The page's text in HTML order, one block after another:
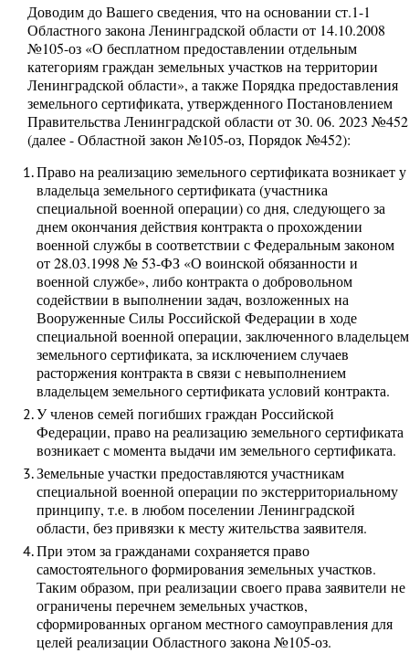
Доводим до Вашего сведения, что на основании ст.1-1
Областного закона Ленинградской области от 14.10.2008
№105-оз «О бесплатном предоставлении отдельным
категориям граждан земельных участков на территории
Ленинградской области», а также Порядка предоставления
земельного сертификата, утвержденного Постановлением
Правительства Ленинградской области от 30. 06. 2023 №452
(далее - Областной закон №105-оз, Порядок №452):
Право на реализацию земельного сертификата возникает у
владельца земельного сертификата (участника
специальной военной операции) со дня, следующего за
днем окончания действия контракта о прохождении
военной службы в соответствии с Федеральным законом
от 28.03.1998 № 53-ФЗ «О воинской обязанности и
военной службе», либо контракта о добровольном
содействии в выполнении задач, возложенных на
Вооруженные Силы Российской Федерации в ходе
специальной военной операции, заключенного владельцем
земельного сертификата, за исключением случаев
расторжения контракта в связи с невыполнением
владельцем земельного сертификата условий контракта.
У членов семей погибших граждан Российской
Федерации, право на реализацию земельного сертификата
возникает с момента выдачи им земельного сертификата.
Земельные участки предоставляются участникам
специальной военной операции по экстерриториальному
принципу, т.е. в любом поселении Ленинградской
области, без привязки к месту жительства заявителя.
При этом за гражданами сохраняется право
самостоятельного формирования земельных участков.
Таким образом, при реализации своего права заявители не
ограничены перечнем земельных участков,
сформированных органом местного самоуправления для
целей реализации Областного закона №105-оз.